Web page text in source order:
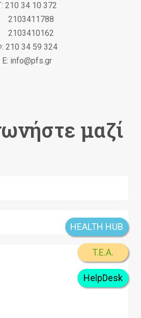
210 34 10 372
2103411788
2103410162
210 34 59 324
Ε: info@pfs.gr
μαζί
HelpDesk
T.E.A.
HEALTH HUB